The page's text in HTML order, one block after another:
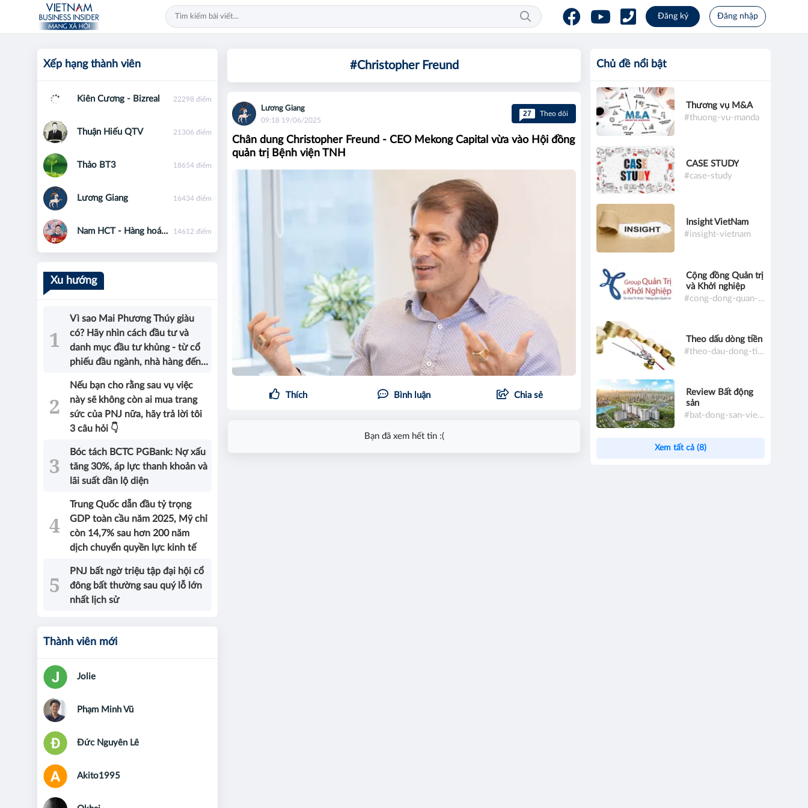
Đăng ký Đăng nhập
#Christopher Freund
Lương Giang
09:18 19/06/2025
27 Theo dõi
Chân dung Christopher Freund - CEO Mekong Capital vừa vào Hội đồng
quản trị Bệnh viện TNH
Thích Bình luận Chia sẻ
Bạn đã xem hết tin :(
Xếp hạng thành viên
Kiên Cương - Bizreal 22298 điểm
Thuận Hiếu QTV 21306 điểm
Thảo BT3 18654 điểm
Lương Giang 16434 điểm
Nam HCT - Hàng hoá phái sinh - 0867091553 14612 điểm
Xu hướng
Vì sao Mai Phương Thúy giàu
có? Hãy nhìn cách đầu tư và
danh mục đầu tư khủng - từ cổ
phiếu đầu ngành, nhà hàng đến
được câu trả lời!
Nếu bạn cho rằng sau vụ việc
này sẽ không còn ai mua trang
sức của PNJ nữa, hãy trả lời tôi
3 câu hỏi 👇
Bóc tách BCTC PGBank: Nợ xấu
tăng 30%, áp lực thanh khoản và
lãi suất dần lộ diện
Trung Quốc dẫn đầu tỷ trọng
GDP toàn cầu năm 2025, Mỹ chỉ
còn 14,7% sau hơn 200 năm
dịch chuyển quyền lực kinh tế
PNJ bất ngờ triệu tập đại hội cổ
đông bất thường sau quý lỗ lớn
nhất lịch sử
Thành viên mới
Jolie
Phạm Minh Vũ
Đức Nguyên Lê
Akito1995
Chủ đề nổi bật
Thương vụ M&A
#thuong-vu-manda
CASE STUDY
#case-study
Insight VietNam
#insight-vietnam
Cộng đồng Quản trị
và Khởi nghiệp
#cong-dong-quan-tri-va-khoi-nghiep
Theo dấu dòng tiền
#theo-dau-dong-tien
Review Bất động
sản
#bat-dong-san-viet-nam
Xem tất cả (8)